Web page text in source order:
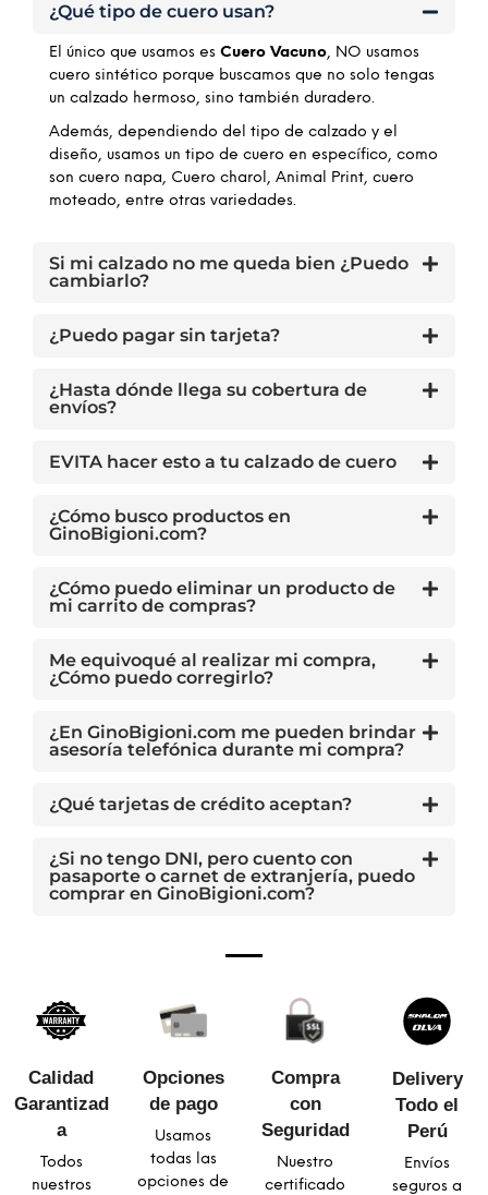
¿Qué tipo de cuero usan?
El único que usamos es Cuero Vacuno, NO usamos
cuero sintético porque buscamos que no solo tengas
un calzado hermoso, sino también duradero.
Además, dependiendo del tipo de calzado y el
diseño, usamos un tipo de cuero en específico, como
son cuero napa, Cuero charol, Animal Print, cuero
moteado, entre otras variedades.
Si mi calzado no me queda bien ¿Puedo
cambiarlo?
¿Puedo pagar sin tarjeta?
¿Hasta dónde llega su cobertura de
envíos?
EVITA hacer esto a tu calzado de cuero
¿Cómo busco productos en
GinoBigioni.com?
¿Cómo puedo eliminar un producto de
mi carrito de compras?
Me equivoqué al realizar mi compra,
¿Cómo puedo corregirlo?
¿En GinoBigioni.com me pueden brindar
asesoría telefónica durante mi compra?
¿Qué tarjetas de crédito aceptan?
¿Si no tengo DNI, pero cuento con
pasaporte o carnet de extranjería, puedo
comprar en GinoBigioni.com?
Calidad
Garantizad
a​
Todos
nuestros
Opciones
de pago
Usamos
todas las
opciones de
Compra
con
Seguridad​
Nuestro
certificado
Delivery
Todo el
Perú
Envíos
seguros a